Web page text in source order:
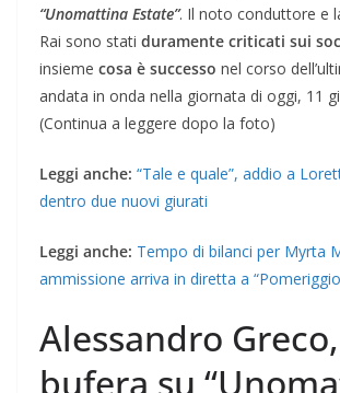
“Unomattina Estate”. Il noto conduttore e
Rai sono stati duramente criticati sui
insieme cosa è successo nel corso
andata in onda nella giornata di oggi, 11
(Continua a leggere dopo la foto)
Leggi anche: “Tale e quale”, addio a
dentro due nuovi giurati
Leggi anche: Tempo di bilanci per Myrta
ammissione arriva in diretta a
Alessandro
bufera su